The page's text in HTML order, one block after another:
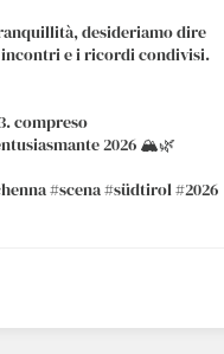
desideriamo dire
e i ricordi condivisi.
compreso
2026 🏔️🌿
#scena #südtirol #2026
Email